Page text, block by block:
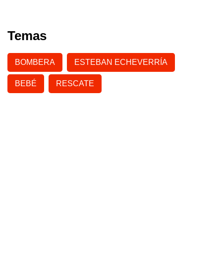
Temas
BOMBERA ESTEBAN ECHEVERRÍA
BEBÉ RESCATE